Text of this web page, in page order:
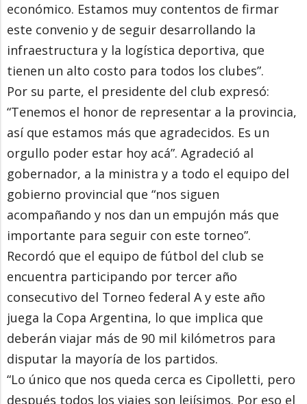
económico. Estamos muy contentos de firmar
este convenio y de seguir desarrollando la
infraestructura y la logística deportiva, que
tienen un alto costo para todos los clubes”.
Por su parte, el presidente del club expresó:
“Tenemos el honor de representar a la provincia,
así que estamos más que agradecidos. Es un
orgullo poder estar hoy acá”. Agradeció al
gobernador, a la ministra y a todo el equipo del
gobierno provincial que “nos siguen
acompañando y nos dan un empujón más que
importante para seguir con este torneo”.
Recordó que el equipo de fútbol del club se
encuentra participando por tercer año
consecutivo del Torneo federal A y este año
juega la Copa Argentina, lo que implica que
deberán viajar más de 90 mil kilómetros para
disputar la mayoría de los partidos.
“Lo único que nos queda cerca es Cipolletti, pero
después todos los viajes son lejísimos. Por eso el